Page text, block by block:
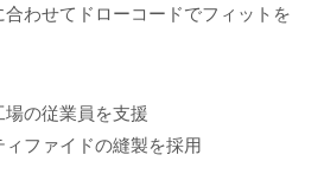
わせてドローコードでフィットを
場の従業員を支援
ファイドの縫製を採用